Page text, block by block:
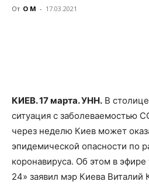
От О М - 17.03.2021
КИЕВ. 17 марта. УНН. В
ситуация с заболеваемостью
через неделю Киев может
эпидемической опасности по
коронавируса. Об этом в эфире
24» заявил мэр Киева Виталий